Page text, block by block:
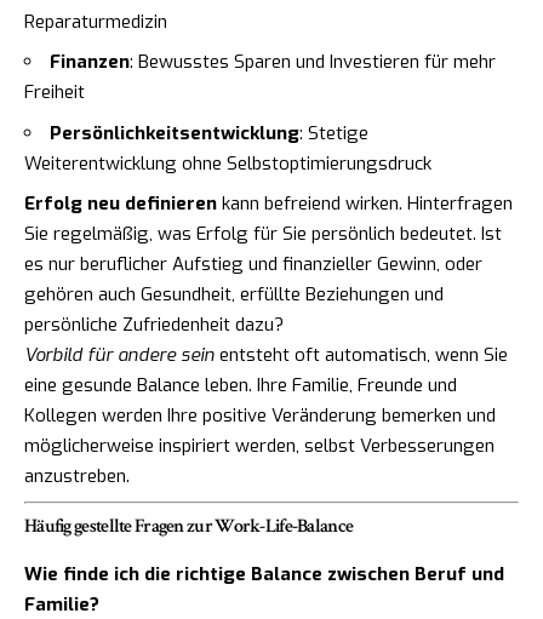
Reparaturmedizin
Finanzen: Bewusstes Sparen und Investieren für mehr
Freiheit
Persönlichkeitsentwicklung: Stetige
Weiterentwicklung ohne Selbstoptimierungsdruck
Erfolg neu definieren kann befreiend wirken. Hinterfragen
Sie regelmäßig, was Erfolg für Sie persönlich bedeutet. Ist
es nur beruflicher Aufstieg und finanzieller Gewinn, oder
gehören auch Gesundheit, erfüllte Beziehungen und
persönliche Zufriedenheit dazu?
Vorbild für andere sein entsteht oft automatisch, wenn Sie
eine gesunde Balance leben. Ihre Familie, Freunde und
Kollegen werden Ihre positive Veränderung bemerken und
möglicherweise inspiriert werden, selbst Verbesserungen
anzustreben.
Häufig gestellte Fragen zur Work-Life-Balance
Wie finde ich die richtige Balance zwischen Beruf und
Familie?